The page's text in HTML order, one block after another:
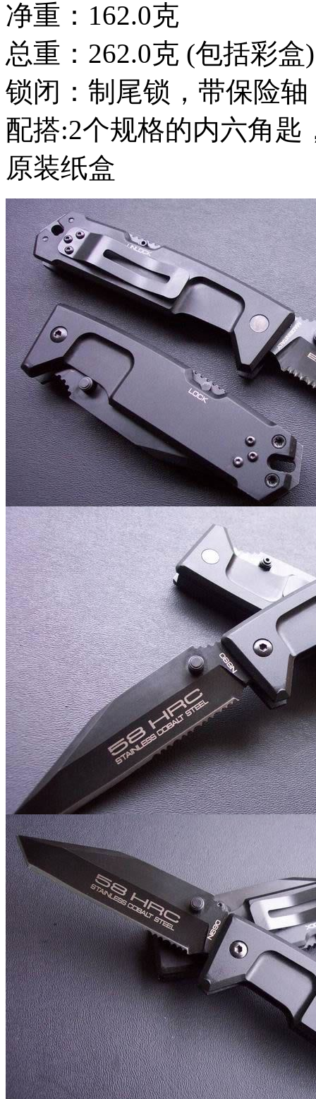
净重：162.0克
总重：262.0克 (包括彩盒)
锁闭：制尾锁，带保险
配搭:2个规格的内六角匙
原装纸盒